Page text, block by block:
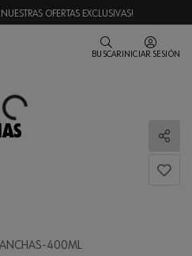
OFERTAS EXCLUSIVAS!
BUSCAR INICIAR SESIÓN
400ML